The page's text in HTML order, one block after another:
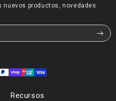
nuevos productos, novedades
Recursos